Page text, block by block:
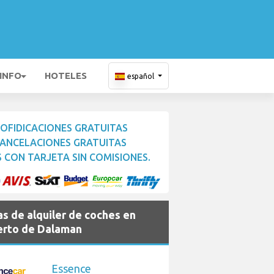
HOTELES español
GRATUITAS
GRATUITAS
CON TARJETA SIN COMISIONES.
de alquiler de coches en
de Dalaman
Essence